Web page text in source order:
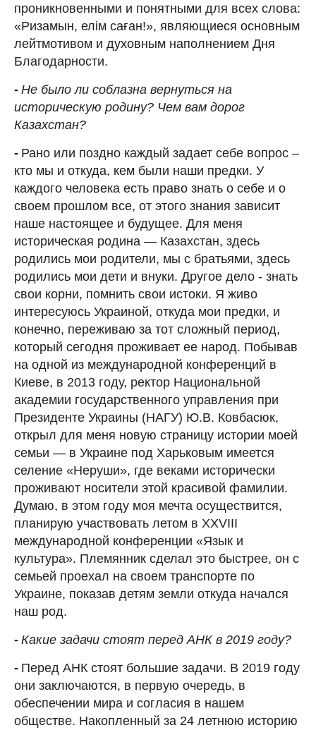
проникновенными и понятными для всех слова:
«Ризамын, елім саған!», являющиеся основным
лейтмотивом и духовным наполнением Дня
Благодарности.
-Не было ли соблазна вернуться на
историческую родину? Чем вам дорог
Казахстан?
- Рано или поздно каждый задает себе вопрос –
кто мы и откуда, кем были наши предки. У
каждого человека есть право знать о себе и о
своем прошлом все, от этого знания зависит
наше настоящее и будущее. Для меня
историческая родина — Казахстан, здесь
родились мои родители, мы с братьями, здесь
родились мои дети и внуки. Другое дело - знать
свои корни, помнить свои истоки. Я живо
интересуюсь Украиной, откуда мои предки, и
конечно, переживаю за тот сложный период,
который сегодня проживает ее народ. Побывав
на одной из международной конференций в
Киеве, в 2013 году, ректор Национальной
академии государственного управления при
Президенте Украины (НАГУ) Ю.В. Ковбасюк,
открыл для меня новую страницу истории моей
семьи — в Украине под Харьковым имеется
селение «Неруши», где веками исторически
проживают носители этой красивой фамилии.
Думаю, в этом году моя мечта осуществится,
планирую участвовать летом в XXVIII
международной конференции «Язык и
культура». Племянник сделал это быстрее, он с
семьей проехал на своем транспорте по
Украине, показав детям земли откуда начался
наш род.
-Какие задачи стоят перед АНК в 2019 году?
- Перед АНК стоят большие задачи. В 2019 году
они заключаются, в первую очередь, в
обеспечении мира и согласия в нашем
обществе. Накопленный за 24 летнюю историю